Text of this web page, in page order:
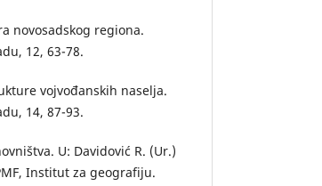
novosadskog regiona.
12, 63-78.
vojvođanskih naselja.
14, 87-93.
U: Davidović R. (Ur.)
Institut za geografiju.